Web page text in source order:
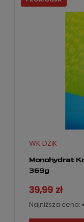
Monohydrat
369g
WK DZIK
39,99 zł
Najniższa cena: